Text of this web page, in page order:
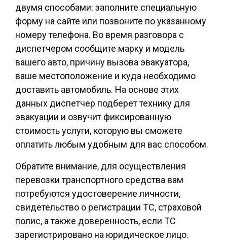
двумя способами: заполните специальную
форму на сайте или позвоните по указанному
номеру телефона. Во время разговора с
диспетчером сообщите марку и модель
вашего авто, причину вызова эвакуатора,
ваше местоположение и куда необходимо
доставить автомобиль. На основе этих
данных диспетчер подберет технику для
эвакуации и озвучит фиксированную
стоимость услуги, которую вы сможете
оплатить любым удобным для вас способом.
Обратите внимание, для осуществления
перевозки транспортного средства вам
потребуются удостоверение личности,
свидетельство о регистрации ТС, страховой
полис, а также доверенность, если ТС
зарегистрировано на юридическое лицо.